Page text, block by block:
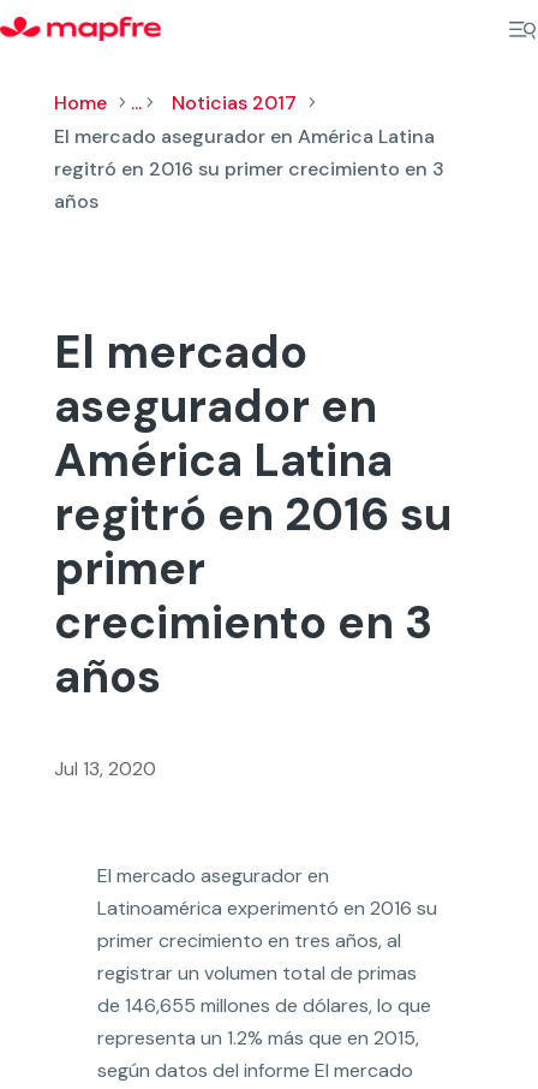
Home 5 ... 5 Noticias 2017 5
El mercado asegurador en América Latina
regitró en 2016 su primer crecimiento en 3
años
El mercado
asegurador en
América Latina
regitró en 2016 su
primer
crecimiento en 3
años
Jul 13, 2020
El mercado asegurador en
Latinoamérica experimentó en 2016 su
primer crecimiento en tres años, al
registrar un volumen total de primas
de 146,655 millones de dólares, lo que
representa un 1.2% más que en 2015,
según datos del informe El mercado